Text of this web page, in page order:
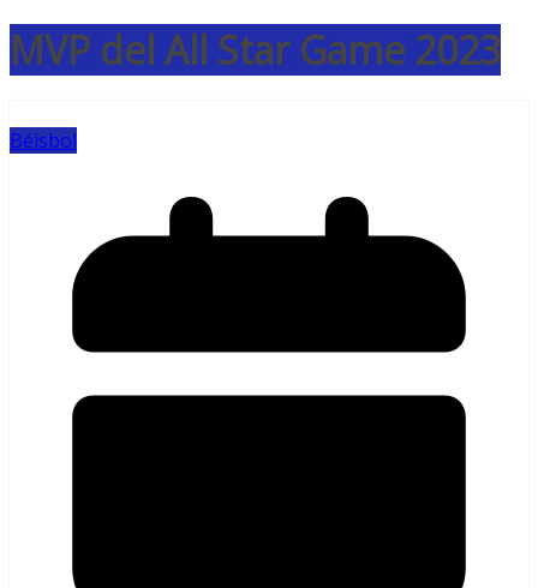
MVP del All Star Game 2023
Béisbol